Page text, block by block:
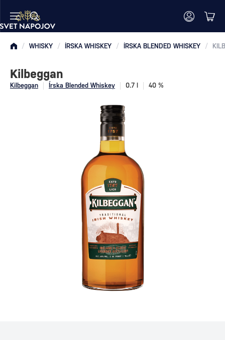
/ WHISKY / ÍRSKA WHISKEY / ÍRSKA BLENDED WHISKEY /
Kilbeggan Írska Blended Whiskey 0.7 l 40 %
Kilbeggan